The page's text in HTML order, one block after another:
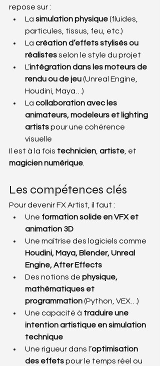
repose sur :
La simulation physique (fluides,
particules, tissus, feu, etc.)
La création d’effets stylisés ou
réalistes selon le style du projet
L’intégration dans les moteurs de
rendu ou de jeu (Unreal Engine,
Houdini, Maya…)
La collaboration avec les
animateurs, modeleurs et lighting
artists pour une cohérence
visuelle
Il est à la fois technicien, artiste, et
magicien numérique.
Les compétences clés
Pour devenir FX Artist, il faut :
Une formation solide en VFX et
animation 3D
Une maîtrise des logiciels comme
Houdini, Maya, Blender, Unreal
Engine, After Effects
Des notions de physique,
mathématiques et
programmation (Python, VEX…)
Une capacité à traduire une
intention artistique en simulation
technique
Une rigueur dans l’optimisation
des effets pour le temps réel ou